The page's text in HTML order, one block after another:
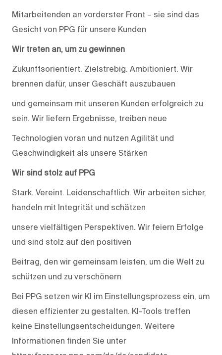
Mitarbeitenden an vorderster Front – sie sind das
Gesicht von PPG für unsere Kunden
Wir treten an, um zu gewinnen
Zukunftsorientiert. Zielstrebig. Ambitioniert. Wir
brennen dafür, unser Geschäft auszubauen
und gemeinsam mit unseren Kunden erfolgreich zu
sein. Wir liefern Ergebnisse, treiben neue
Technologien voran und nutzen Agilität und
Geschwindigkeit als unsere Stärken
Wir sind stolz auf PPG
Stark. Vereint. Leidenschaftlich. Wir arbeiten sicher,
handeln mit Integrität und schätzen
unsere vielfältigen Perspektiven. Wir feiern Erfolge
und sind stolz auf den positiven
Beitrag, den wir gemeinsam leisten, um die Welt zu
schützen und zu verschönern
Bei PPG setzen wir KI im Einstellungsprozess ein, um
diesen effizienter zu gestalten. KI-Tools treffen
keine Einstellungsentscheidungen. Weitere
Informationen finden Sie unter